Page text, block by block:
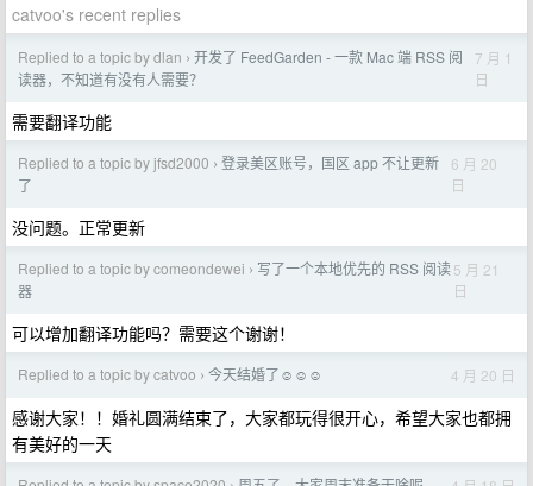
catvoo's recent replies
Replied to a topic by dlan › 开发了 FeedGarden - 一款 Mac 端 RSS 阅
读器，不知道有没有人需要？
7 月 1
日
需要翻译功能
Replied to a topic by jfsd2000 › 登录美区账号，国区 app 不让更新
了
6 月 20
日
没问题。正常更新
Replied to a topic by comeondewei › 写了一个本地优先的 RSS 阅读
器
5 月 21
日
可以增加翻译功能吗？需要这个谢谢！
Replied to a topic by catvoo › 今天结婚了☺️☺️☺️ 4 月 20 日
感谢大家！！婚礼圆满结束了，大家都玩得很开心，希望大家也都拥
有美好的一天